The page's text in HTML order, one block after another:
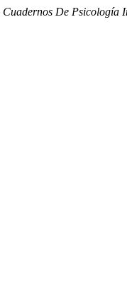
Cuadernos De Psicología